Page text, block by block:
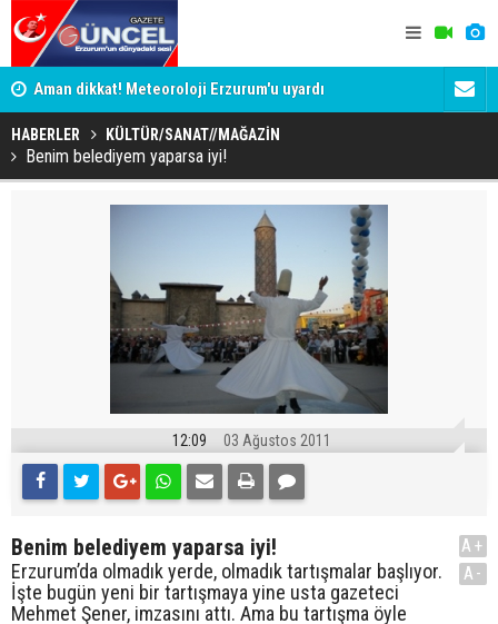
Aman dikkat! Meteoroloji Erzurum'u uyardı Güneş ve
HABERLER KÜLTÜR/SANAT//MAĞAZİN
Benim belediyem yaparsa iyi!
12:09 03 Ağustos 2011
Benim belediyem yaparsa iyi!
Erzurum’da olmadık yerde, olmadık tartışmalar başlıyor.
İşte bugün yeni bir tartışmaya yine usta gazeteci
Mehmet Şener, imzasını attı. Ama bu tartışma öyle
A+
A-